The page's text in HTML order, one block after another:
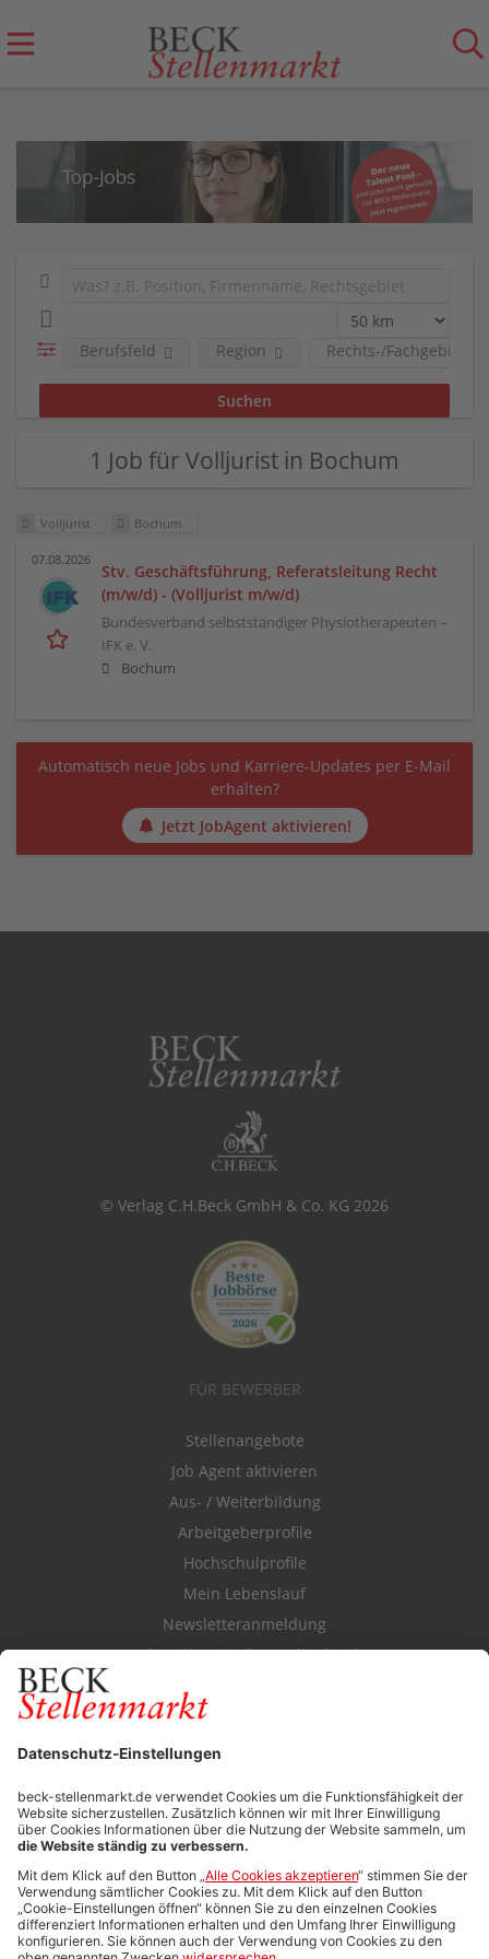
Berufsfeld Rechts-/Fachgebiete
Region
1 Job für Volljurist in Bochum
Volljurist Bochum
07.08.2026
Stv. Geschäftsführung, Referatsleitung Recht
(m/w/d) - (Volljurist m/w/d)
Bundesverband selbstständiger Physiotherapeuten –
IFK e. V.
Bochum
Automatisch neue Jobs und Karriere-Updates per E-Mail
erhalten?
Jetzt JobAgent aktivieren!
© Verlag C.H.Beck GmbH & Co. KG 2026
FÜR BEWERBER
Stellenangebote
Job Agent aktivieren
Aus- / Weiterbildung
Arbeitgeberprofile
Hochschulprofile
Mein Lebenslauf
Newsletteranmeldung
Durchsuchen Sie den Stellenkatalog
FÜR ARBEITGEBER
Stellenmarktpreise
Anzeigen-AGB
Media-Daten
Newsletteranmeldung
Produktübersicht
ALLGEMEIN